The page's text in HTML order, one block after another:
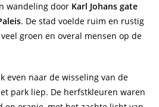
wandeling door Karl Johans gate
. De stad voelde ruim en rustig
groen en overal mensen op de
even naar de wisseling van de
park liep. De herfstkleuren waren